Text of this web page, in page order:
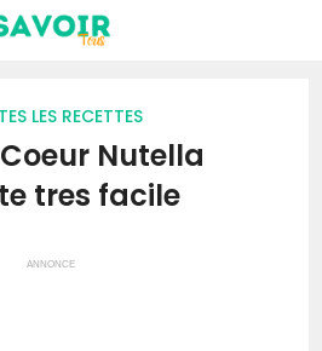
LES RECETTES
Nutella
tres facile
ANNONCE